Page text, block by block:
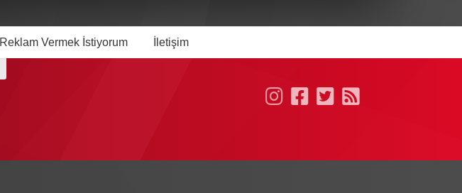
Reklam Vermek İstiyorum İletişim